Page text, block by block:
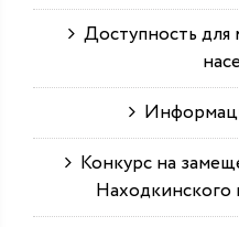
Доступность
Конкурс на
Находкинского